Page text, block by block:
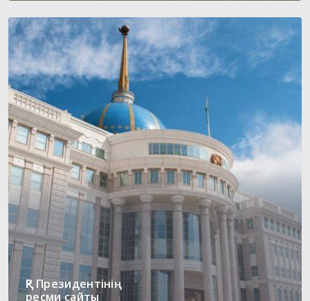
ҚР Президентінің
ресми сайты